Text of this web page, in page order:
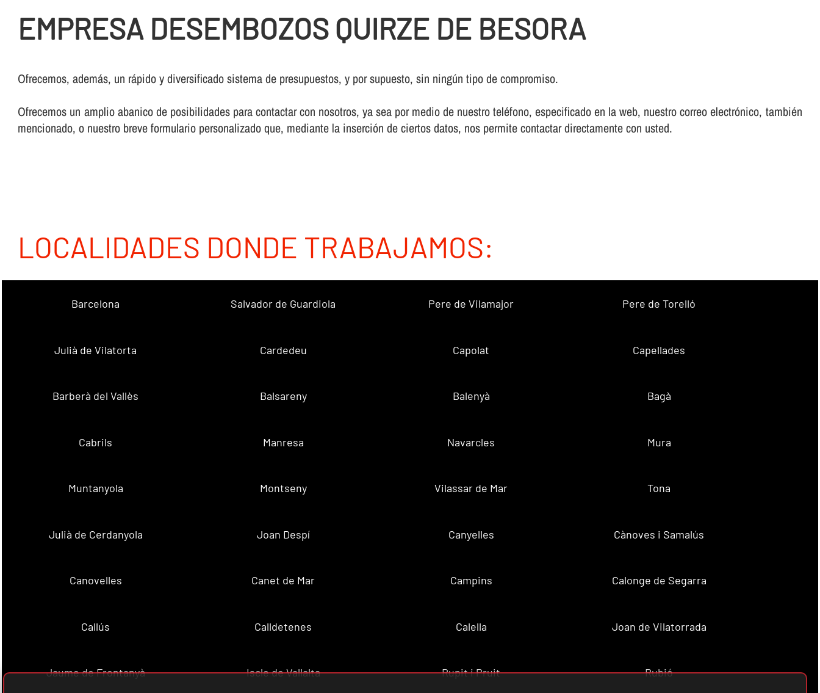
EMPRESA DESEMBOZOS QUIRZE DE BESORA
Ofrecemos, además, un rápido y diversificado sistema de presupuestos, y por supuesto, sin ningún tipo de compromiso.
Ofrecemos un amplio abanico de posibilidades para contactar con nosotros, ya sea por medio de nuestro teléfono, especificado en la web, nuestro correo electrónico, también
mencionado, o nuestro breve formulario personalizado que, mediante la inserción de ciertos datos, nos permite contactar directamente con usted.
LOCALIDADES DONDE TRABAJAMOS:
Barcelona Salvador de Guardiola Pere de Vilamajor Pere de Torelló
Julià de Vilatorta Cardedeu Capolat Capellades
Barberà del Vallès Balsareny Balenyà Bagà
Cabrils Manresa Navarcles Mura
Muntanyola Montseny Vilassar de Mar Tona
Julià de Cerdanyola Joan Despí Canyelles Cànoves i Samalús
Canovelles Canet de Mar Campins Calonge de Segarra
Callús Calldetenes Calella Joan de Vilatorrada
Jaume de Frontanyà Iscle de Vallalta Rupit i Pruit Rubió